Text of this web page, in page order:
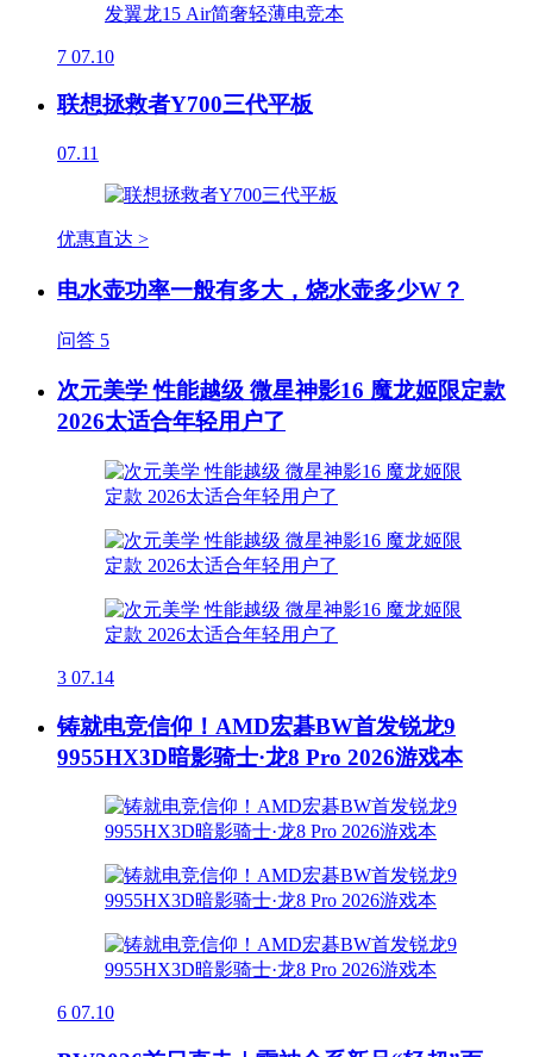
7 07.10
联想拯救者Y700三代平板
07.11
优惠直达 >
电水壶功率一般有多大，烧水壶多少W？
问答 5
次元美学 性能越级 微星神影16 魔龙姬限定款
2026太适合年轻用户了
3 07.14
铸就电竞信仰！AMD宏碁BW首发锐龙9
9955HX3D暗影骑士·龙8 Pro 2026游戏本
6 07.10